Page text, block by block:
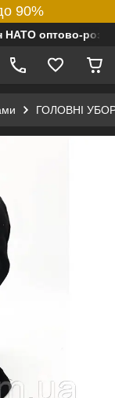
90%
НАТО оптово-
ГОЛОВНІ